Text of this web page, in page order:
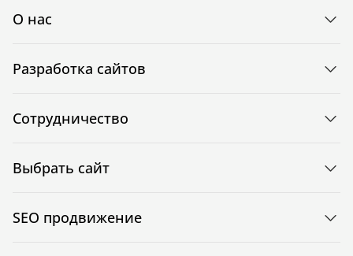
О нас
Разработка сайтов
Сотрудничество
Выбрать сайт
SEO продвижение